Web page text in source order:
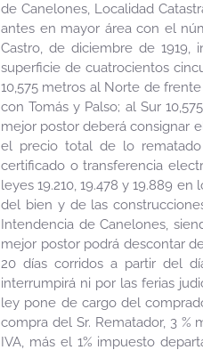
de Canelones, Localidad
antes en mayor área con el
Castro, de diciembre de
superficie de cuatrocientos
10,575 metros al Norte de
con Tomás y Palso; al Sur
mejor postor deberá consignar
el precio total de lo
certificado o transferencia
leyes 19.210, 19.478 y 19.889
del bien y de las
Intendencia de Canelones,
mejor postor podrá descontar
20 días corridos a partir del
interrumpirá ni por las ferias
ley pone de cargo del
compra del Sr. Rematador, 3 %
IVA, más el 1% impuesto